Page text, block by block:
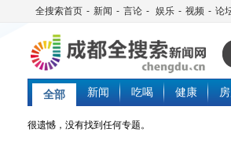
全搜索首页 - 新闻 - 言论 - 娱乐 - 视频 - 论
全部 新闻 吃喝 健康
很遗憾，没有找到任何专题。